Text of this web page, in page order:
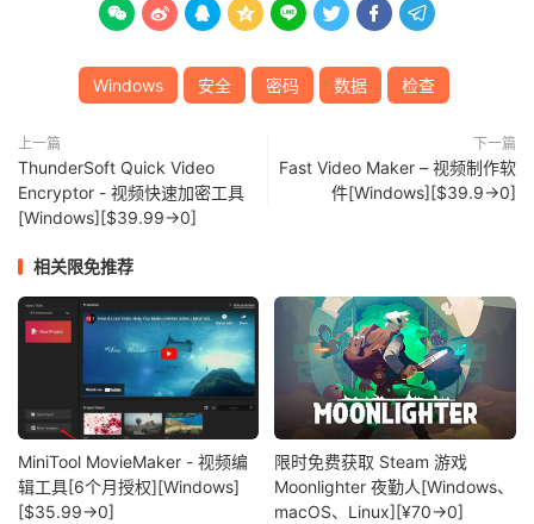
       
Windows 安全 密码 数据 检查
上一篇
ThunderSoft Quick Video
Encryptor - 视频快速加密工具
[Windows][$39.99→0]
下一篇
Fast Video Maker – 视频制作软
件[Windows][$39.9→0]
相关限免推荐
MiniTool MovieMaker - 视频编
辑工具[6个月授权][Windows]
[$35.99→0]
限时免费获取 Steam 游戏
Moonlighter 夜勤人[Windows、
macOS、Linux][¥70→0]